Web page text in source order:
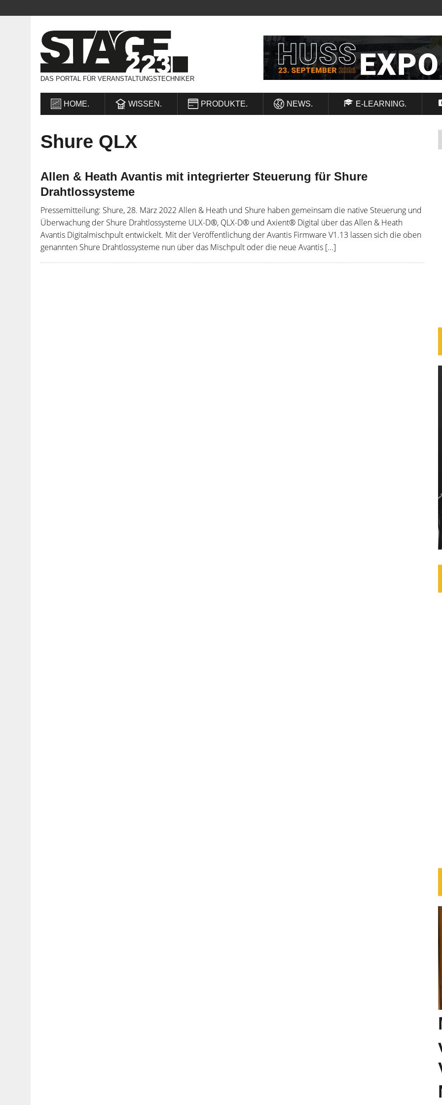
DAS PORTAL FÜR VERANSTALTUNGSTECHNIKER
HOME. WISSEN. PRODUKTE. NEWS. E-LEARNING.
Shure QLX
Allen & Heath Avantis mit integrierter Steuerung für Shure
Drahtlossysteme
Pressemitteilung: Shure, 28. März 2022 Allen & Heath und Shure haben gemeinsam die native Steuerung und
Überwachung der Shure Drahtlossysteme ULX-D®, QLX-D® und Axient® Digital über das Allen & Heath
Avantis Digitalmischpult entwickelt. Mit der Veröffentlichung der Avantis Firmware V1.13 lassen sich die oben
genannten Shure Drahtlossysteme nun über das Mischpult oder die neue Avantis [...]